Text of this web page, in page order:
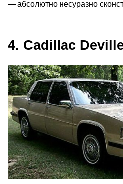
— абсолютно несуразно
4. Cadillac